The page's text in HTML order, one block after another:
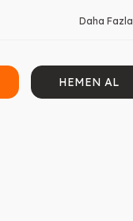
Daha Fazla
HEMEN AL